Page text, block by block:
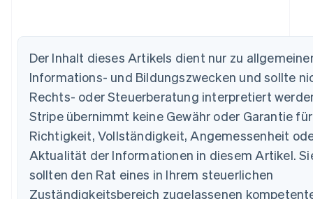
Der Inhalt dieses Artikels dient nur zu
Informations- und Bildungszwecken und sollte
Rechts- oder Steuerberatung interpretiert
Stripe übernimmt keine Gewähr oder Garantie
Richtigkeit, Vollständigkeit, Angemessenheit
Aktualität der Informationen in diesem Artikel.
sollten den Rat eines in Ihrem steuerlichen
Zuständigkeitsbereich zugelassenen
English
Belgien
Nederlands FrançaisDeutsch English
Brasilien
Português English
Bulgarien